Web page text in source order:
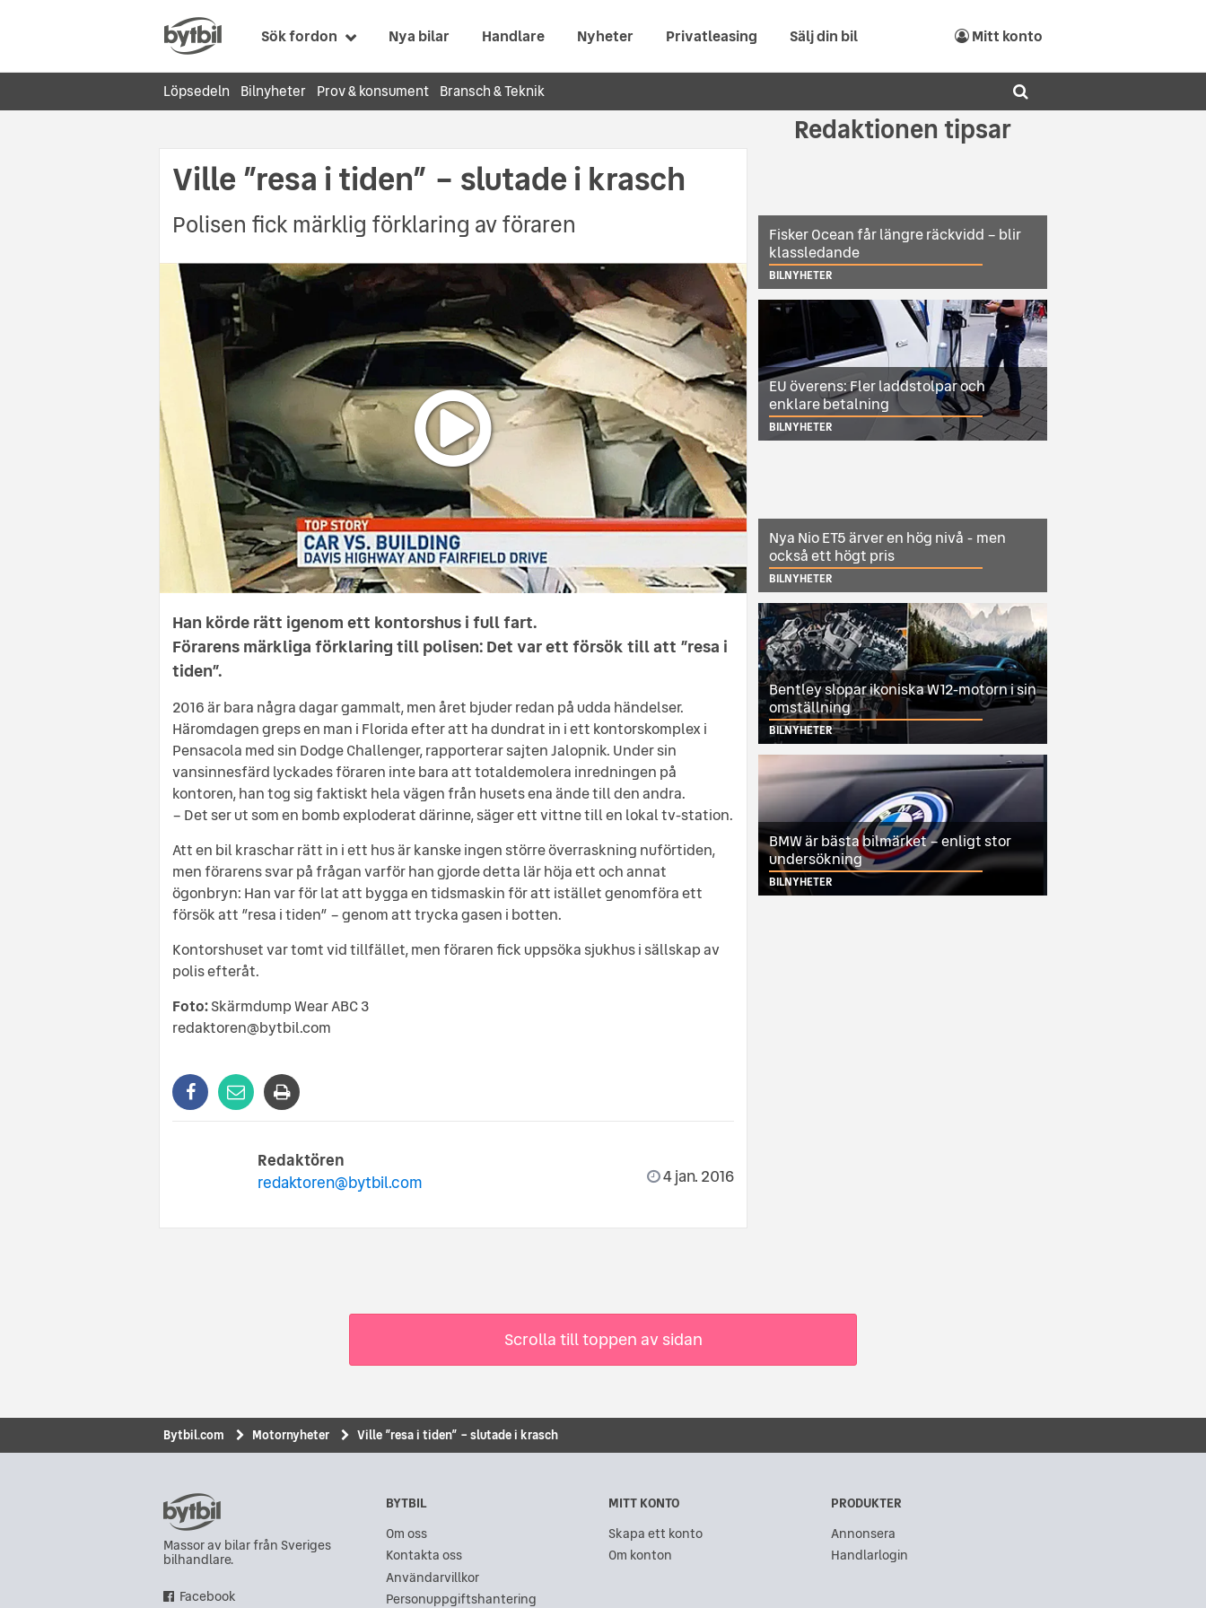
Sök fordon Nya bilar Handlare Nyheter Privatleasing Sälj din bil Mitt konto
Löpsedeln Bilnyheter Prov & konsument Bransch & Teknik
Redaktionen tipsar
Ville ”resa i tiden” – slutade i krasch
Polisen fick märklig förklaring av föraren
Han körde rätt igenom ett kontorshus i full fart.
Förarens märkliga förklaring till polisen: Det var ett försök till att ”resa i
tiden”.
2016 är bara några dagar gammalt, men året bjuder redan på udda händelser.
Häromdagen greps en man i Florida efter att ha dundrat in i ett kontorskomplex i
Pensacola med sin Dodge Challenger, rapporterar sajten Jalopnik. Under sin
vansinnesfärd lyckades föraren inte bara att totaldemolera inredningen på
kontoren, han tog sig faktiskt hela vägen från husets ena ände till den andra.
– Det ser ut som en bomb exploderat därinne, säger ett vittne till en lokal tv-station.
Att en bil kraschar rätt in i ett hus är kanske ingen större överraskning nuförtiden,
men förarens svar på frågan varför han gjorde detta lär höja ett och annat
ögonbryn: Han var för lat att bygga en tidsmaskin för att istället genomföra ett
försök att ”resa i tiden” – genom att trycka gasen i botten.
Kontorshuset var tomt vid tillfället, men föraren fick uppsöka sjukhus i sällskap av
polis efteråt.
Foto:Skärmdump Wear ABC 3
redaktoren@bytbil.com
Redaktören
redaktoren@bytbil.com
4 jan. 2016
Fisker Ocean får längre räckvidd – blir
klassledande
BILNYHETER
EU överens: Fler laddstolpar och
enklare betalning
BILNYHETER
Nya Nio ET5 ärver en hög nivå - men
också ett högt pris
BILNYHETER
Bentley slopar ikoniska W12-motorn i sin
omställning
BILNYHETER
BMW är bästa bilmärket – enligt stor
undersökning
BILNYHETER
Scrolla till toppen av sidan
Bytbil.com Motornyheter Ville ”resa i tiden” – slutade i krasch
Massor av bilar från Sveriges
bilhandlare.
Facebook
BYTBIL
Om oss
Kontakta oss
Användarvillkor
Personuppgiftshantering
MITT KONTO
Skapa ett konto
Om konton
PRODUKTER
Annonsera
Handlarlogin